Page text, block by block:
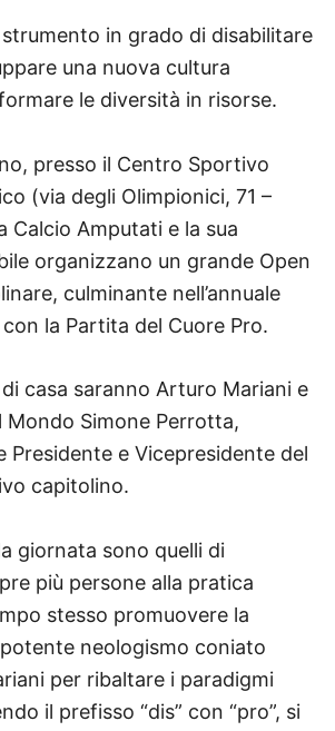
in grado di disabilitare
una nuova cultura
le diversità in risorse.
presso il Centro Sportivo
(via degli Olimpionici, 71 –
Calcio Amputati e la sua
organizzano un grande Open
culminante nell’annuale
la Partita del Cuore Pro.
casa saranno Arturo Mariani e
Mondo Simone Perrotta,
Presidente e Vicepresidente del
capitolino.
giornata sono quelli di
più persone alla pratica
stesso promuovere la
potente neologismo coniato
per ribaltare i paradigmi
il prefisso “dis” con “pro”, si